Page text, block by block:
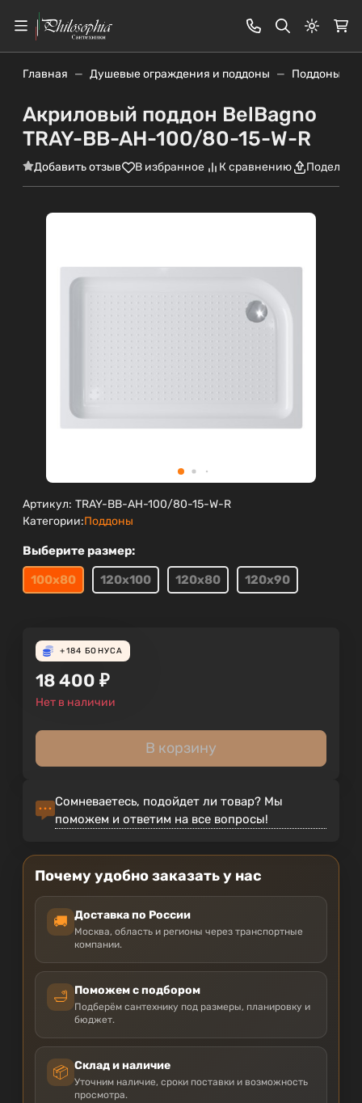
Главная Душевые ограждения и поддоны Поддоны
Акриловый поддон BelBagno
TRAY-BB-AH-100/80-15-W-R
Добавить отзыв В избранное К сравнению
Артикул: TRAY-BB-AH-100/80-15-W-R
Категории:Поддоны
Выберите размер:
100х80
120х100 120х80 120х90
+184 БОНУСА
18 400 ₽
Нет в наличии
В корзину
Сомневаетесь, подойдет ли товар? Мы
поможем и ответим на все вопросы!
Почему удобно заказать у нас
🚚 Доставка по России
Москва, область и регионы через транспортные
компании.
🛁 Поможем с подбором
Подберём сантехнику под размеры, планировку и
бюджет.
📦 Склад и наличие
Уточним наличие, сроки поставки и возможность
просмотра.